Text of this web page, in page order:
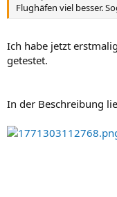
Flughäfen viel besser.
Ich habe jetzt
getestet.
In der Beschreibung